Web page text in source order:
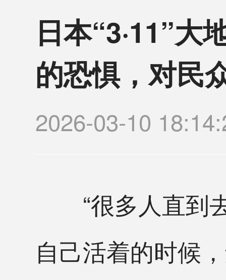
日本“3·11”大
的恐惧，对民
2026-03-10
“很多人直到去
自己活着的时候